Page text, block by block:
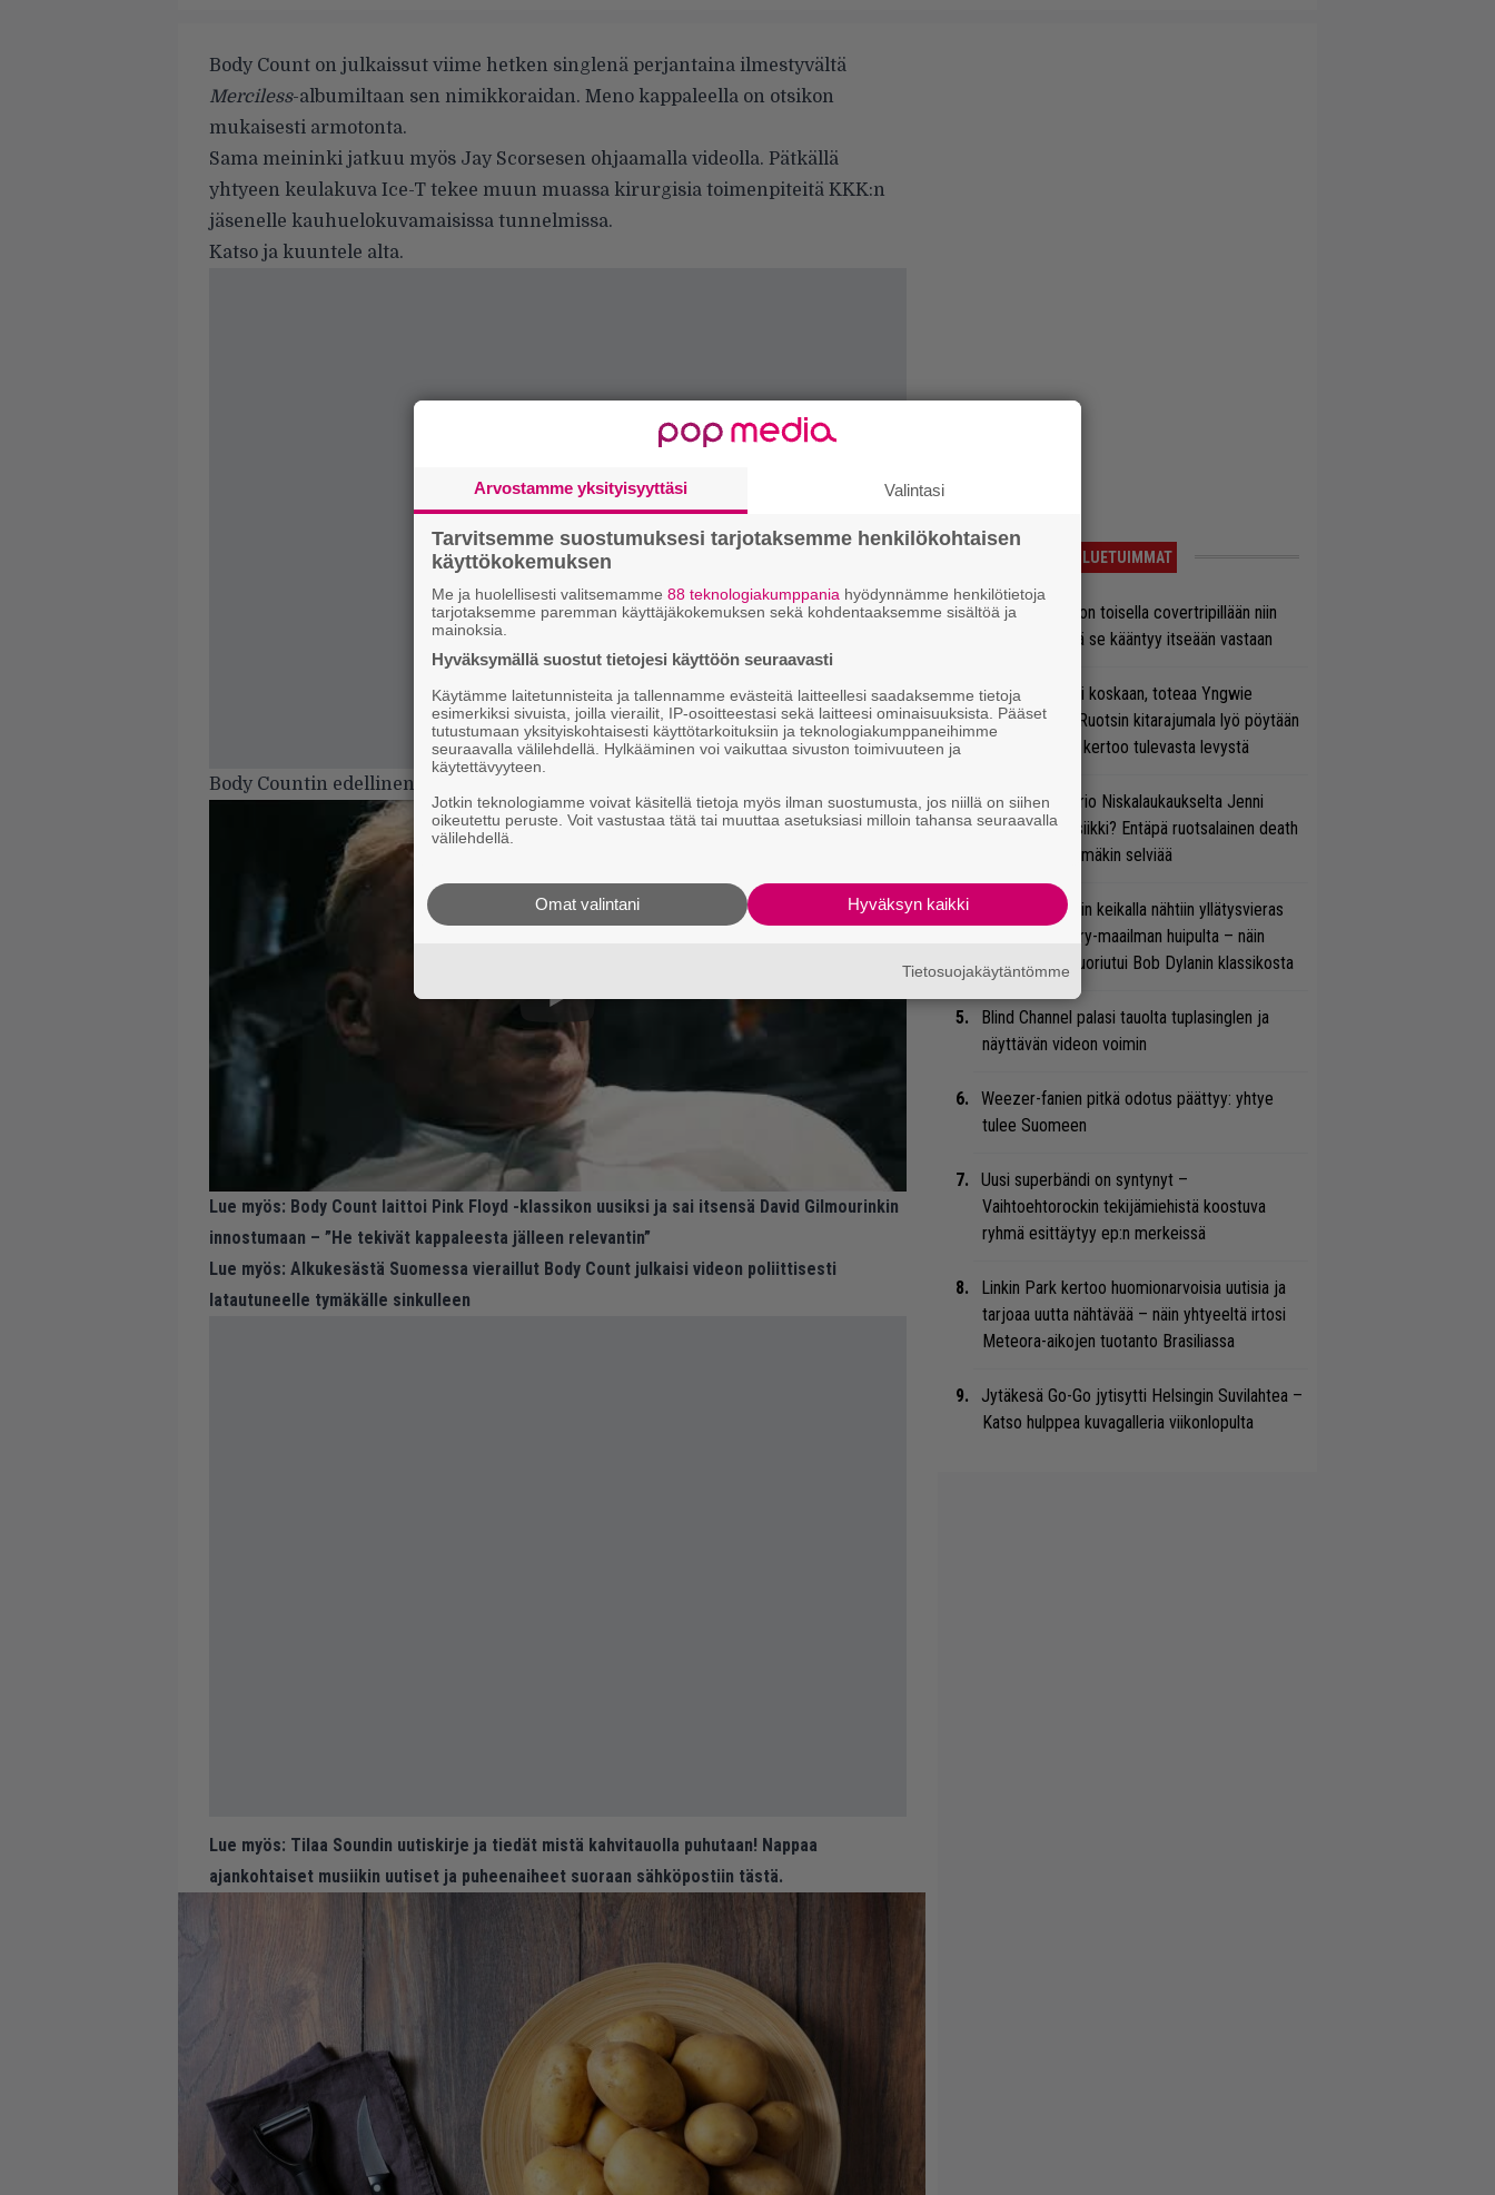
Body Count on julkaissut viime hetken singlenä perjantaina ilmestyvältä
Merciless-albumiltaan sen nimikkoraidan. Meno kappaleella on otsikon
mukaisesti armotonta.
Sama meininki jatkuu myös Jay Scorsesen ohjaamalla videolla. Pätkällä
yhtyeen keulakuva Ice-T tekee muun muassa kirurgisia toimenpiteitä KKK:n
jäsenelle kauhuelokuvamaisissa tunnelmissa.
Katso ja kuuntele alta.
Body Countin edellinen albumi on vuonna 2020 ilmestynyt
Lue myös: Body Count laittoi Pink Floyd -klassikon uusiksi ja sai itsensä David Gilmourinkin
innostumaan – ”He tekivät kappaleesta jälleen relevantin”
Lue myös: Alkukesästä Suomessa vieraillut Body Count julkaisi videon poliittisesti
latautuneelle tymäkälle sinkulleen
Lue myös: Tilaa Soundin uutiskirje ja tiedät mistä kahvitauolla puhutaan! Nappaa
ajankohtaiset musiikin uutiset ja puheenaiheet suoraan sähköpostiin tästä.
LUETUIMMAT
Arvio: Saimaa on toisella covertripillään niin
suvereeni, että se kääntyy itseään vastaan
Se on nyt tai ei koskaan, toteaa Yngwie
Malmsteen – Ruotsin kitarajumala lyö pöytään
uuden biisin ja kertoo tulevasta levystä
Miten taipuu Trio Niskalaukaukselta Jenni
Vartiaisen musiikki? Entäpä ruotsalainen death
metal? Pian tämäkin selviää
Guns N’ Rosesin keikalla nähtiin yllätysvieras
suoraan country-maailman huipulta – näin
kokoonpano suoriutui Bob Dylanin klassikosta
Blind Channel palasi tauolta tuplasinglen ja
näyttävän videon voimin
Weezer-fanien pitkä odotus päättyy: yhtye
tulee Suomeen
Uusi superbändi on syntynyt –
Vaihtoehtorockin tekijämiehistä koostuva
ryhmä esittäytyy ep:n merkeissä
Linkin Park kertoo huomionarvoisia uutisia ja
tarjoaa uutta nähtävää – näin yhtyeeltä irtosi
Meteora-aikojen tuotanto Brasiliassa
Jytäkesä Go-Go jytisytti Helsingin Suvilahtea –
Katso hulppea kuvagalleria viikonlopulta
Arvostamme yksityisyyttäsi Valintasi
Tarvitsemme suostumuksesi tarjotaksemme henkilökohtaisen
käyttökokemuksen
Me ja huolellisesti valitsemamme 88 teknologiakumppania hyödynnämme henkilötietoja
tarjotaksemme paremman käyttäjäkokemuksen sekä kohdentaaksemme sisältöä ja
mainoksia.
Hyväksymällä suostut tietojesi käyttöön seuraavasti
Käytämme laitetunnisteita ja tallennamme evästeitä laitteellesi saadaksemme tietoja
esimerkiksi sivuista, joilla vierailit, IP-osoitteestasi sekä laitteesi ominaisuuksista. Pääset
tutustumaan yksityiskohtaisesti käyttötarkoituksiin ja teknologiakumppaneihimme
seuraavalla välilehdellä. Hylkääminen voi vaikuttaa sivuston toimivuuteen ja
käytettävyyteen.
Jotkin teknologiamme voivat käsitellä tietoja myös ilman suostumusta, jos niillä on siihen
oikeutettu peruste. Voit vastustaa tätä tai muuttaa asetuksiasi milloin tahansa seuraavalla
välilehdellä.
Hyväksyn kaikki
Omat valintani
Tietosuojakäytäntömme